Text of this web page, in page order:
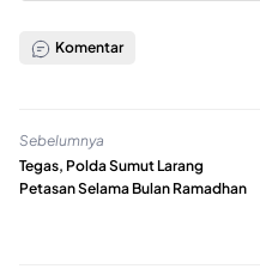
Komentar
Sebelumnya
Tegas, Polda Sumut Larang
Petasan Selama Bulan Ramadhan